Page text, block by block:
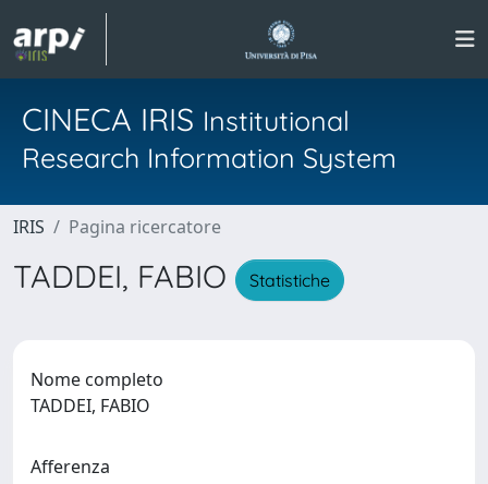
CINECA IRIS Institutional
Research Information System
IRIS Pagina ricercatore
TADDEI, FABIO Statistiche
Nome completo
TADDEI, FABIO
Afferenza